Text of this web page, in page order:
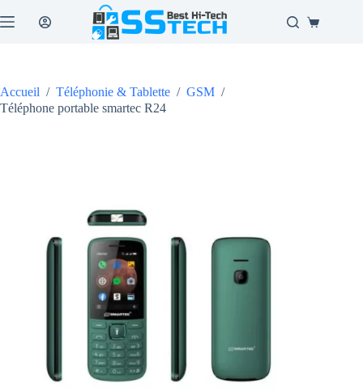
au
Panier
Accueil / Téléphonie & Tablette / GSM /
Téléphone portable smartec R24